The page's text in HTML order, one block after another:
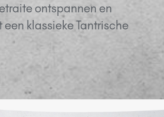
ontspannen en
klassieke Tantrische